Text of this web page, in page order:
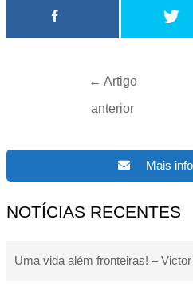
← Artigo
anterior
Mais
NOTÍCIAS RECENTES
Uma vida além fronteiras! –